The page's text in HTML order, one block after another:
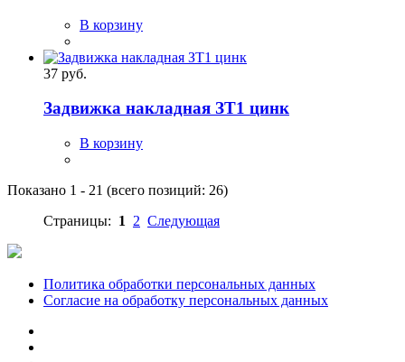
В корзину
37 руб.
Задвижка накладная ЗТ1 цинк
В корзину
Показано 1 - 21 (всего позиций: 26)
Страницы: 1 2 Следующая
Политика обработки персональных данных
Согласие на обработку персональных данных